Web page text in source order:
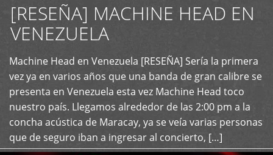
[RESEÑA] MACHINE HEAD EN
VENEZUELA
Machine Head en Venezuela [RESEÑA] Sería la primera
vez ya en varios años que una banda de gran calibre se
presenta en Venezuela esta vez Machine Head toco
nuestro país. Llegamos alrededor de las 2:00 pm a la
concha acústica de Maracay, ya se veía varias personas
que de seguro iban a ingresar al concierto, […]
+